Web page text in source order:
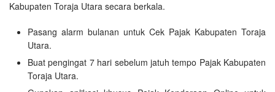
Kabupaten Toraja Utara secara berkala.
Pasang alarm bulanan untuk Cek Pajak Kabupaten Toraja
Utara.
Buat pengingat 7 hari sebelum jatuh tempo Pajak Kabupaten
Toraja Utara.